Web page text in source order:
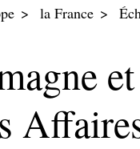
la France